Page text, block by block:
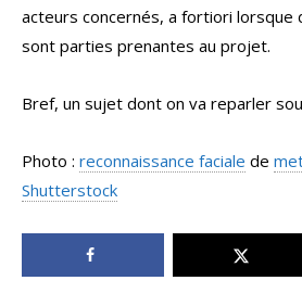
acteurs concernés, a fortiori lorsque
sont parties prenantes au projet.
Bref, un sujet dont on va reparler
Photo : reconnaissance faciale de
Shutterstock